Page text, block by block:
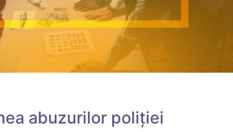
abuzurilor poliției